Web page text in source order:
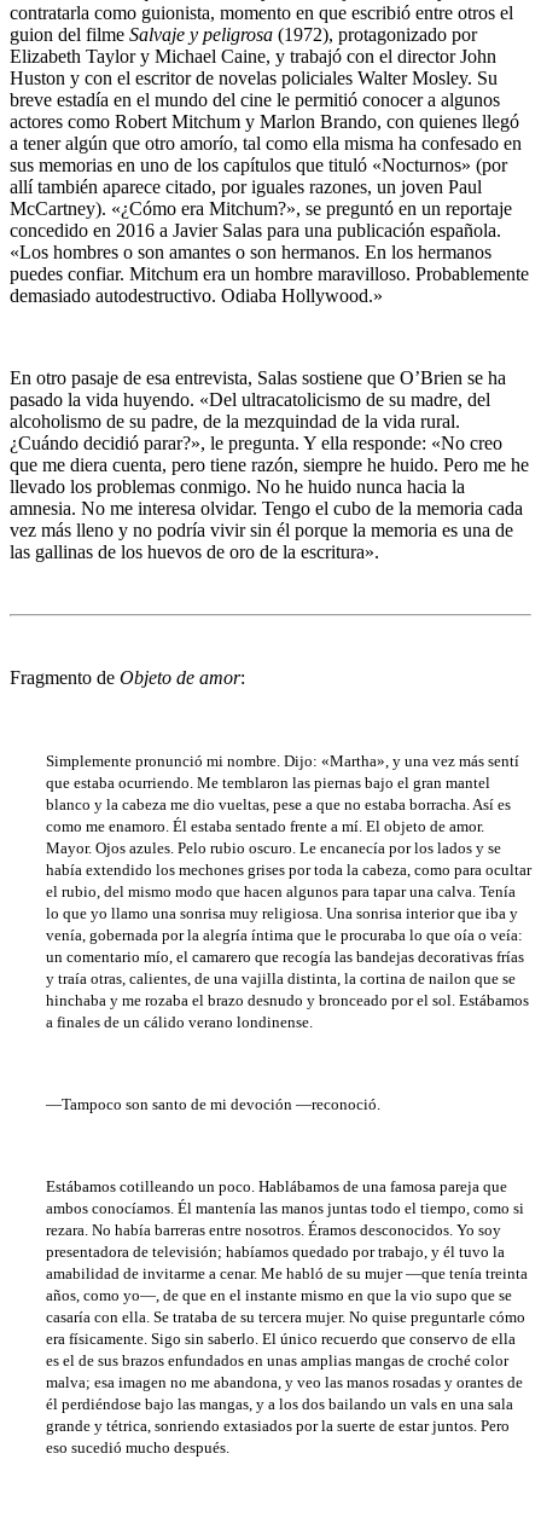
contratarla como guionista, momento en que escribió entre otros el
guion del filme Salvaje y peligrosa (1972), protagonizado por
Elizabeth Taylor y Michael Caine, y trabajó con el director John
Huston y con el escritor de novelas policiales Walter Mosley. Su
breve estadía en el mundo del cine le permitió conocer a algunos
actores como Robert Mitchum y Marlon Brando, con quienes llegó
a tener algún que otro amorío, tal como ella misma ha confesado en
sus memorias en uno de los capítulos que tituló «Nocturnos» (por
allí también aparece citado, por iguales razones, un joven Paul
McCartney). «¿Cómo era Mitchum?», se preguntó en un reportaje
concedido en 2016 a Javier Salas para una publicación española.
«Los hombres o son amantes o son hermanos. En los hermanos
puedes confiar. Mitchum era un hombre maravilloso. Probablemente
demasiado autodestructivo. Odiaba Hollywood.»
En otro pasaje de esa entrevista, Salas sostiene que O’Brien se ha
pasado la vida huyendo. «Del ultracatolicismo de su madre, del
alcoholismo de su padre, de la mezquindad de la vida rural.
¿Cuándo decidió parar?», le pregunta. Y ella responde: «No creo
que me diera cuenta, pero tiene razón, siempre he huido. Pero me he
llevado los problemas conmigo. No he huido nunca hacia la
amnesia. No me interesa olvidar. Tengo el cubo de la memoria cada
vez más lleno y no podría vivir sin él porque la memoria es una de
las gallinas de los huevos de oro de la escritura».
Fragmento de Objeto de amor:
Simplemente pronunció mi nombre. Dijo: «Martha», y una vez más sentí
que estaba ocurriendo. Me temblaron las piernas bajo el gran mantel
blanco y la cabeza me dio vueltas, pese a que no estaba borracha. Así es
como me enamoro. Él estaba sentado frente a mí. El objeto de amor.
Mayor. Ojos azules. Pelo rubio oscuro. Le encanecía por los lados y se
había extendido los mechones grises por toda la cabeza, como para ocultar
el rubio, del mismo modo que hacen algunos para tapar una calva. Tenía
lo que yo llamo una sonrisa muy religiosa. Una sonrisa interior que iba y
venía, gobernada por la alegría íntima que le procuraba lo que oía o veía:
un comentario mío, el camarero que recogía las bandejas decorativas frías
y traía otras, calientes, de una vajilla distinta, la cortina de nailon que se
hinchaba y me rozaba el brazo desnudo y bronceado por el sol. Estábamos
a finales de un cálido verano londinense.
—Tampoco son santo de mi devoción —reconoció.
Estábamos cotilleando un poco. Hablábamos de una famosa pareja que
ambos conocíamos. Él mantenía las manos juntas todo el tiempo, como si
rezara. No había barreras entre nosotros. Éramos desconocidos. Yo soy
presentadora de televisión; habíamos quedado por trabajo, y él tuvo la
amabilidad de invitarme a cenar. Me habló de su mujer —que tenía treinta
años, como yo—, de que en el instante mismo en que la vio supo que se
casaría con ella. Se trataba de su tercera mujer. No quise preguntarle cómo
era físicamente. Sigo sin saberlo. El único recuerdo que conservo de ella
es el de sus brazos enfundados en unas amplias mangas de croché color
malva; esa imagen no me abandona, y veo las manos rosadas y orantes de
él perdiéndose bajo las mangas, y a los dos bailando un vals en una sala
grande y tétrica, sonriendo extasiados por la suerte de estar juntos. Pero
eso sucedió mucho después.